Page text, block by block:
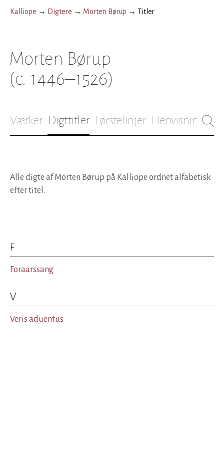
Kalliope → Digtere → Morten Børup → Titler
Morten Børup
(c. 1446–1526)
Værker Digttitler Førstelinjer Henvisninger
Alle digte af Morten Børup på Kalliope ordnet alfabetisk
efter titel.
F
Foraarssang
V
Veris aduentus